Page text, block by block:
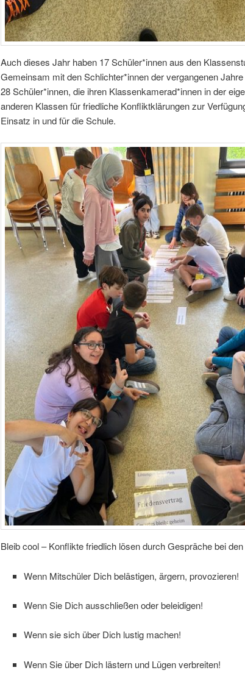
Auch dieses Jahr haben 17 Schüler*innen aus den
Gemeinsam mit den Schlichter*innen der vergangenen
28 Schüler*innen, die ihren Klassenkamerad*innen in der
anderen Klassen für friedliche Konfliktklärungen zur
Einsatz in und für die Schule.
Bleib cool – Konflikte friedlich lösen durch Gespräche bei
Wenn Mitschüler Dich belästigen, ärgern, provozieren!
Wenn Sie Dich ausschließen oder beleidigen!
Wenn sie sich über Dich lustig machen!
Wenn Sie über Dich lästern und Lügen verbreiten!